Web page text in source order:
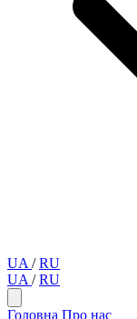
UA / RU
UA / RU
Головна Про нас